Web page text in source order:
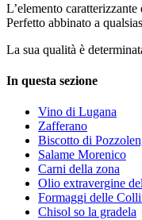
L’elemento
Perfetto abbinato a
La sua qualità è
In questa sezione
Vino di Lugana
Zafferano
Biscotto di
Salame Morenico
Carni della zona
Olio extravergine
Formaggi delle
Chisol so la gradela